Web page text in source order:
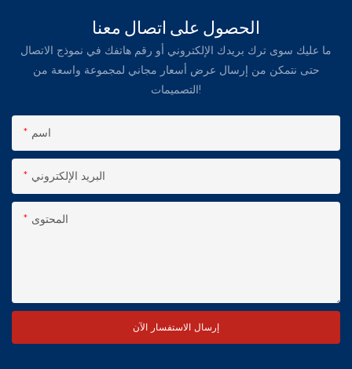
الحصول على اتصال معنا
ما عليك سوى ترك بريدك الإلكتروني أو رقم هاتفك في نموذج الاتصال
حتى نتمكن من إرسال عرض أسعار مجاني لمجموعة واسعة من
التصميمات!
اسم
البريد الإلكتروني
المحتوى
إرسال الاستفسار الآن